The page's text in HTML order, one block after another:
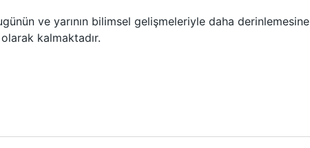
ve yarının bilimsel gelişmeleriyle daha derinlemesine
kalmaktadır.